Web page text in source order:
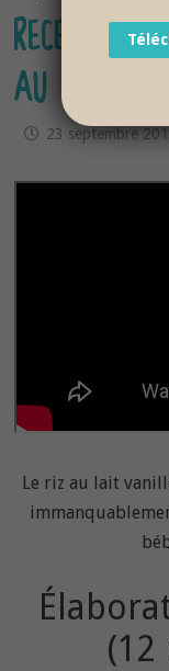
RECETTE
AU LAIT
23 septembre
Le riz au lait
(12